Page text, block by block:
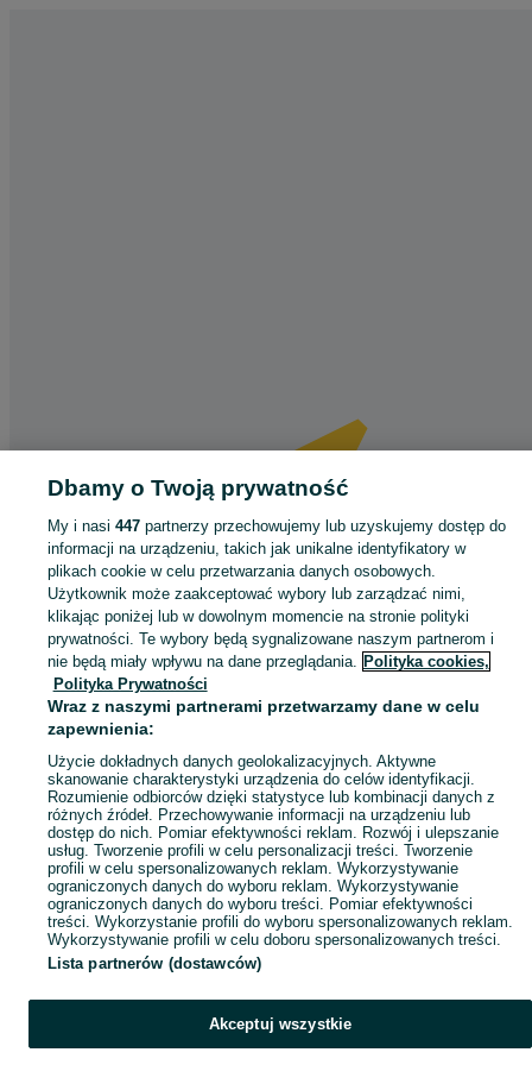
Coś poszło nie tak
Odśwież tę stronę lub wróć na stronę główną.
Odśwież
Dbamy o Twoją prywatność
My i nasi 447partnerzy przechowujemy lub uzyskujemy dostęp do
informacji na urządzeniu, takich jak unikalne identyfikatory w
plikach cookie w celu przetwarzania danych osobowych.
Użytkownik może zaakceptować wybory lub zarządzać nimi,
klikając poniżej lub w dowolnym momencie na stronie polityki
prywatności. Te wybory będą sygnalizowane naszym partnerom i
nie będą miały wpływu na dane przeglądania. Polityka cookies,
Polityka Prywatności
Wraz z naszymi partnerami przetwarzamy dane w celu
zapewnienia:
Użycie dokładnych danych geolokalizacyjnych. Aktywne
skanowanie charakterystyki urządzenia do celów identyfikacji.
Rozumienie odbiorców dzięki statystyce lub kombinacji danych z
różnych źródeł. Przechowywanie informacji na urządzeniu lub
dostęp do nich. Pomiar efektywności reklam. Rozwój i ulepszanie
usług. Tworzenie profili w celu personalizacji treści. Tworzenie
profili w celu spersonalizowanych reklam. Wykorzystywanie
ograniczonych danych do wyboru reklam. Wykorzystywanie
ograniczonych danych do wyboru treści. Pomiar efektywności
treści. Wykorzystanie profili do wyboru spersonalizowanych reklam.
Wykorzystywanie profili w celu doboru spersonalizowanych treści.
Lista partnerów (dostawców)
Akceptuj wszystkie